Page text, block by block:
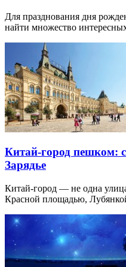
Для празднования дня
найти множество
Китай-город пешком:
Зарядье
Китай-город — не одна
Красной площадью,